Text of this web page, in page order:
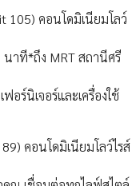
105) คอนโดมิเนียมโลว์
นาที*ถึง MRT สถานีศรี
ร์นิเจอร์และเครื่องใช้
คอนโดมิเนียมโลว์ไรส์